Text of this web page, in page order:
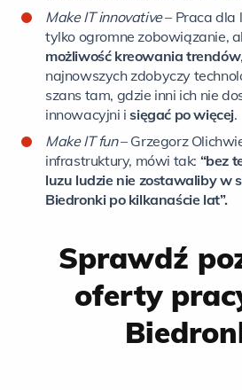
Make IT innovative– Praca dla
tylko ogromne zobowiązanie,
możliwość kreowania trendów
najnowszych zdobyczy
szans tam, gdzie inni ich nie
innowacyjni isięgać po więcej.
Make IT fun– Grzegorz
infrastruktury, mówi tak: “bez
luzu ludzie nie zostawaliby w
Biedronki po kilkanaście lat”.
Sprawdź
oferty